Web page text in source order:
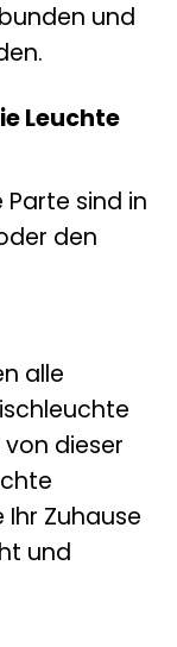
und
Leuchte
sind in
den
alle
von dieser
Zuhause
und